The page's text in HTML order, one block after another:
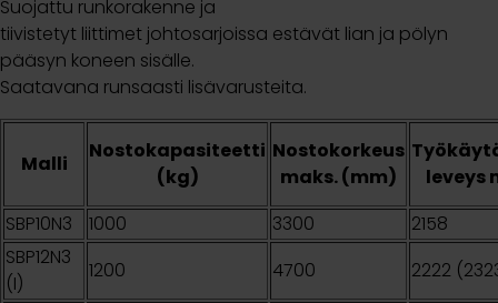
Suojattu runkorakenne ja
tiivistetyt liittimet johtosarjoissa estävät lian ja pölyn
pääsyn koneen sisälle.
Saatavana runsaasti lisävarusteita.
Malli
Nostokapasiteetti
(kg)
Nostokorkeus
maks. (mm)
leveys
SBP10N3
1000 3300
2158
SBP12N3
(I)
1200 4700
2222